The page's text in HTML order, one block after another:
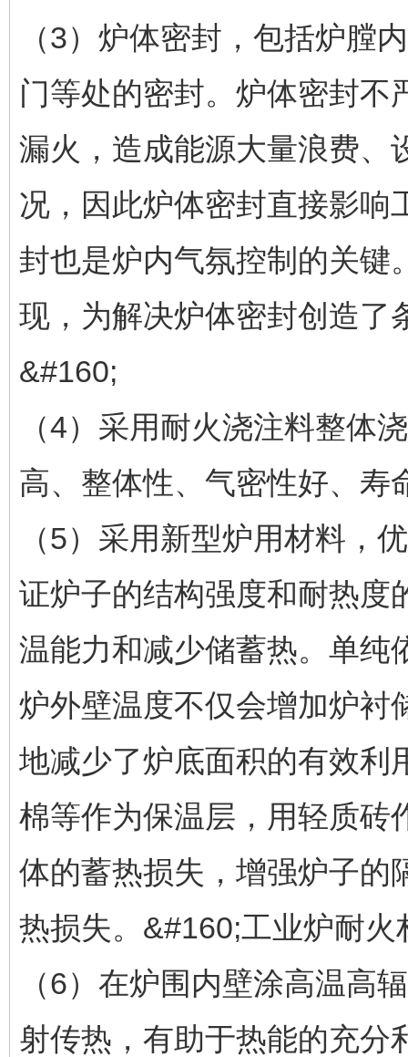
（3）炉体密封，包括炉膛
门等处的密封。炉体密封不
漏火，造成能源大量浪费、
况，因此炉体密封直接影响
封也是炉内气氛控制的关键
现，为解决炉体密封创造了
&#160;
（4）采用耐火浇注料整体
高、整体性、气密性好、
（5）采用新型炉用材料，
证炉子的结构强度和耐热度
温能力和减少储蓄热。单纯
炉外壁温度不仅会增加炉衬
地减少了炉底面积的有效利
棉等作为保温层，用轻质砖
体的蓄热损失，增强炉子的
热损失。&#160;工业炉耐火
（6）在炉围内壁涂高温高
射传热，有助于热能的充分